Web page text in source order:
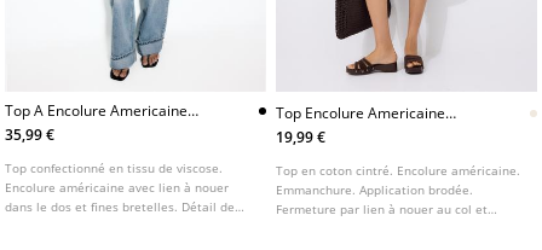
Top A Encolure Americaine
Brode
35,99 €
Top confectionné en tissu de viscose.
Encolure américaine avec lien à nouer
dans le dos et fines bretelles. Détail de
Top Encolure Americaine
Brode
19,99 €
Top en coton cintré. Encolure américaine.
Emmanchure. Application brodée.
Fermeture par lien à nouer au col et